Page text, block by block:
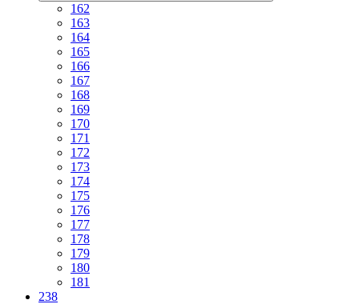
162
163
164
165
166
167
168
169
170
171
172
173
174
175
176
177
178
179
180
181
238